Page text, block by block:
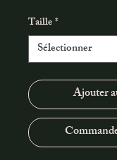
Taille*
Ajouter